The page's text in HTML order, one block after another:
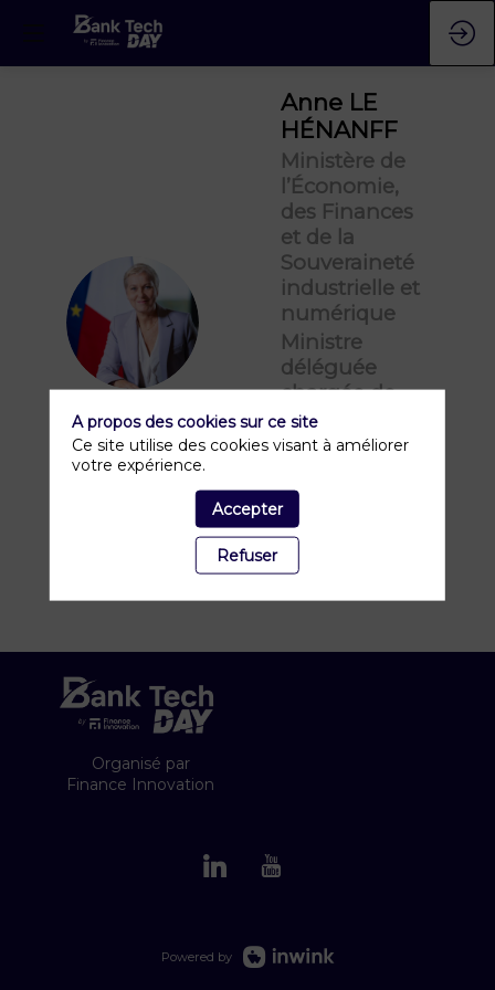
ALH
Anne LE
HÉNANFF
Ministère de
l’Économie,
des Finances
et de la
Souveraineté
industrielle et
numérique
Ministre
déléguée
chargée de
l’Intelligence
artificielle et
Numérique
Organisé par
Finance Innovation
Powered by
A propos des cookies sur ce site
Ce site utilise des cookies visant à améliorer
votre expérience.
Accepter
Refuser